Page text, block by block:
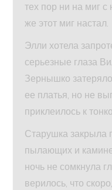
тех пор ни на миг с
же этот миг настал.
Элли хотела
серьезные глаза
Зернышко
ее платья, но не
приклеилось к
Старушка закрыла
пылающих и
ночь не сомкнула
верилось, что